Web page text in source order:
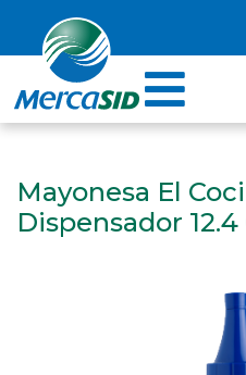
Mayonesa El
Dispensador 12.4